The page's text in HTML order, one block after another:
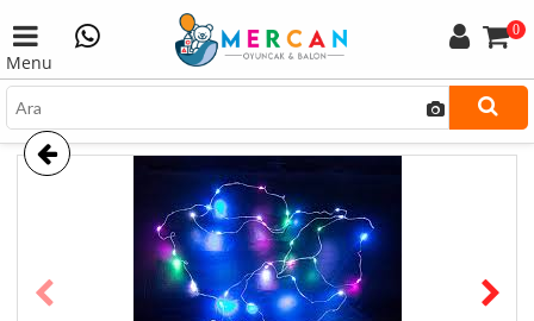
Menu
0